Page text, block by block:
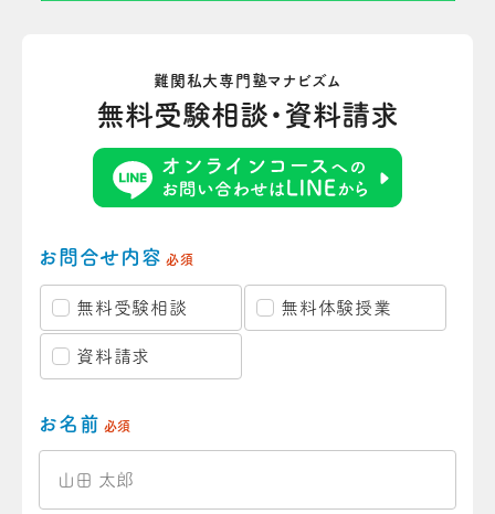
難関私大専門塾マナビズム
無料受験相談・資料請求
お問合せ内容 必須
無料受験相談 無料体験授業
資料請求
お名前 必須